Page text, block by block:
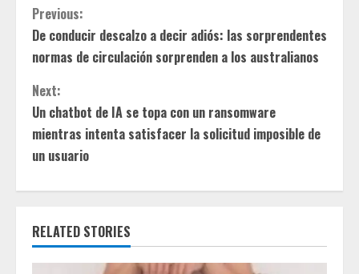
C
o
n
t
i
n
u
e
Previous:
De conducir descalzo a decir adiós: las sorprendentes
normas de circulación sorprenden a los australianos
Next:
Un chatbot de IA se topa con un ransomware
mientras intenta satisfacer la solicitud imposible de
un usuario
RELATED STORIES